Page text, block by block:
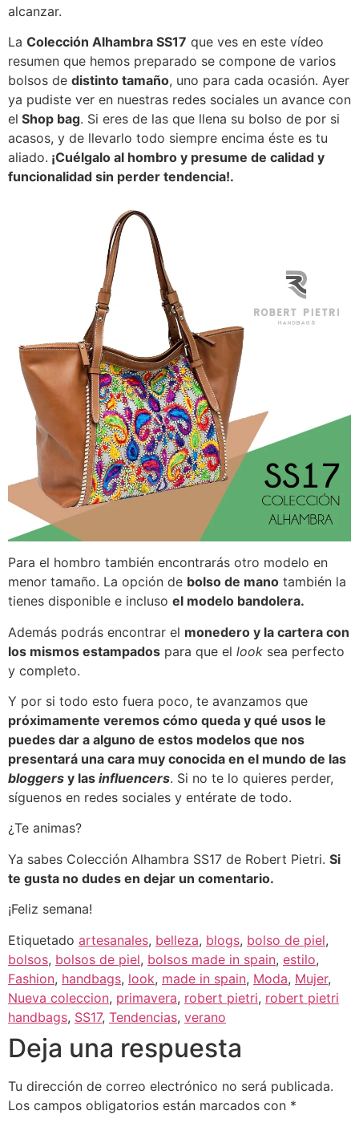
alcanzar.
La Colección Alhambra SS17 que ves en este vídeo
resumen que hemos preparado se compone de varios
bolsos de distinto tamaño, uno para cada ocasión. Ayer
ya pudiste ver en nuestras redes sociales un avance con
el Shop bag. Si eres de las que llena su bolso de por si
acasos, y de llevarlo todo siempre encima éste es tu
aliado. ¡Cuélgalo al hombro y presume de calidad y
funcionalidad sin perder tendencia!.
Para el hombro también encontrarás otro modelo en
menor tamaño. La opción de bolso de mano también la
tienes disponible e incluso el modelo bandolera.
Además podrás encontrar el monedero y la cartera con
los mismos estampados para que el look sea perfecto
y completo.
Y por si todo esto fuera poco, te avanzamos que
próximamente veremos cómo queda y qué usos le
puedes dar a alguno de estos modelos que nos
presentará una cara muy conocida en el mundo de las
bloggers y las influencers. Si no te lo quieres perder,
síguenos en redes sociales y entérate de todo.
¿Te animas?
Ya sabes Colección Alhambra SS17 de Robert Pietri. Si
te gusta no dudes en dejar un comentario.
¡Feliz semana!
Etiquetado artesanales, belleza, blogs, bolso de piel,
bolsos, bolsos de piel, bolsos made in spain, estilo,
Fashion, handbags, look, made in spain, Moda, Mujer,
Nueva coleccion, primavera, robert pietri, robert pietri
handbags, SS17, Tendencias, verano
Deja una respuesta
Tu dirección de correo electrónico no será publicada.
Los campos obligatorios están marcados con *